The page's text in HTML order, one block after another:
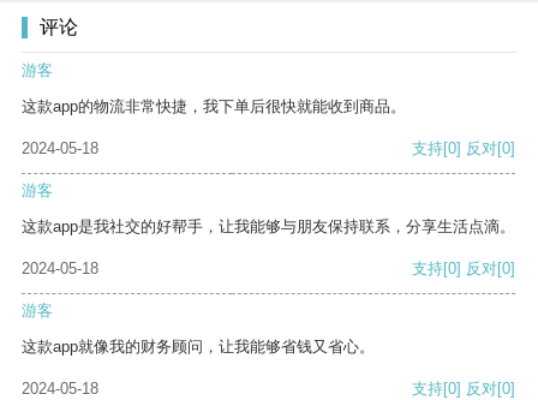
评论
游客
这款app的物流非常快捷，我下单后很快就能收到商品。
2024-05-18 支持[0] 反对[0]
游客
这款app是我社交的好帮手，让我能够与朋友保持联系，分享生活点滴。
2024-05-18 支持[0] 反对[0]
游客
这款app就像我的财务顾问，让我能够省钱又省心。
2024-05-18 支持[0] 反对[0]